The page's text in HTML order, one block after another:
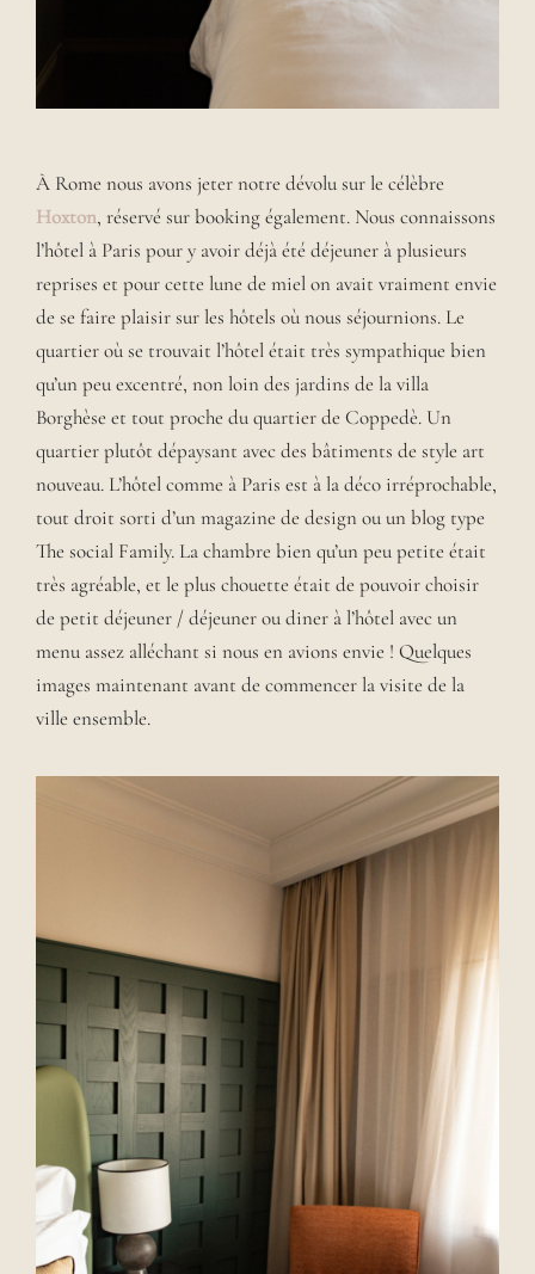
À Rome nous avons jeter notre dévolu sur le célèbre
Hoxton, réservé sur booking également. Nous connaissons
l’hôtel à Paris pour y avoir déjà été déjeuner à plusieurs
reprises et pour cette lune de miel on avait vraiment envie
de se faire plaisir sur les hôtels où nous séjournions. Le
quartier où se trouvait l’hôtel était très sympathique bien
qu’un peu excentré, non loin des jardins de la villa
Borghèse et tout proche du quartier de Coppedè. Un
quartier plutôt dépaysant avec des bâtiments de style art
nouveau. L’hôtel comme à Paris est à la déco irréprochable,
tout droit sorti d’un magazine de design ou un blog type
The social Family. La chambre bien qu’un peu petite était
très agréable, et le plus chouette était de pouvoir choisir
de petit déjeuner / déjeuner ou diner à l’hôtel avec un
menu assez alléchant si nous en avions envie ! Quelques
images maintenant avant de commencer la visite de la
ville ensemble.